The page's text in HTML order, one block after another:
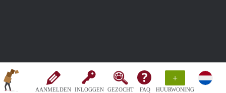
AANMELDEN INLOGGEN GEZOCHT FAQ
+
HUURWONING